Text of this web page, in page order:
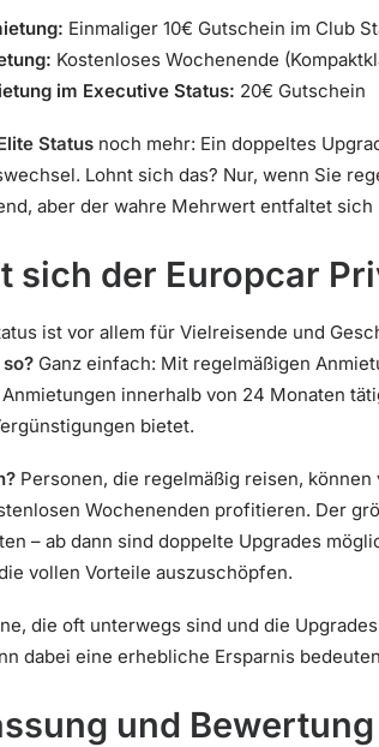
Einmaliger 10€ Gutschein im Club
Kostenloses Wochenende
im Executive Status: 20€ Gutschein
Status noch mehr: Ein doppeltes
Lohnt sich das? Nur, wenn Sie
aber der wahre Mehrwert entfaltet
sich der Europcar
ist vor allem für Vielreisende und
Ganz einfach: Mit regelmäßigen
innerhalb von 24 Monaten
bietet.
Personen, die regelmäßig reisen,
Wochenenden profitieren. Der
– ab dann sind doppelte Upgrades
vollen Vorteile auszuschöpfen.
die oft unterwegs sind und die
dabei eine erhebliche Ersparnis
und